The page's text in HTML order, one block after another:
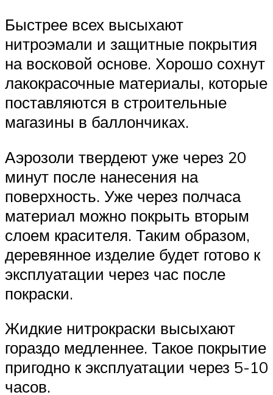
Быстрее всех высыхают
нитроэмали и защитные покрытия
на восковой основе. Хорошо сохнут
лакокрасочные материалы, которые
поставляются в строительные
магазины в баллончиках.
Аэрозоли твердеют уже через 20
минут после нанесения на
поверхность. Уже через полчаса
материал можно покрыть вторым
слоем красителя. Таким образом,
деревянное изделие будет готово к
эксплуатации через час после
покраски.
Жидкие нитрокраски высыхают
гораздо медленнее. Такое покрытие
пригодно к эксплуатации через 5-10
часов.